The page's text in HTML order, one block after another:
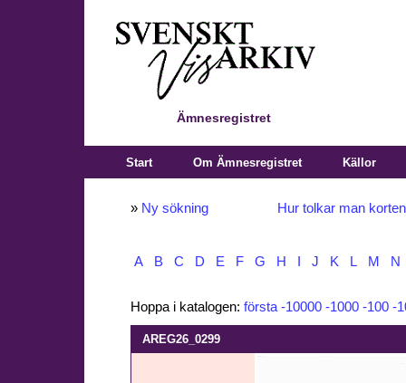
Ämnesregistret
Start Om Ämnesregistret Källor
» Ny sökning Hur tolkar man
A B C D E F G H J K L M N
Hoppa i katalogen: första -10000 -1000 -100 -
AREG26_0299